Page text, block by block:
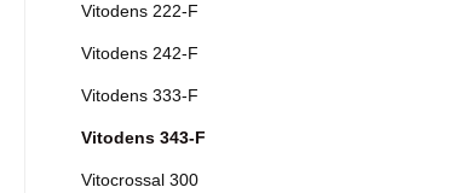
Vitodens 222-F
Vitodens 242-F
Vitodens 333-F
Vitodens 343-F
Vitocrossal 300